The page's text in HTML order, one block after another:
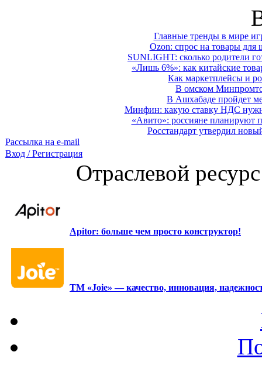
Главные тренды в мире
Ozon: спрос на товары для
SUNLIGHT: сколько родители
«Лишь 6%»: как китайские
Как маркетплейсы и
В омском
В Ашхабаде пройдет
Минфин: какую ставку НДС
«Авито»: россияне планируют
Росстандарт утвердил
Рассылка на e-mail
Вход / Регистрация
Отраслевой
Apitor: больше чем просто конструктор!
ТМ «Joie» — качество, инновация,